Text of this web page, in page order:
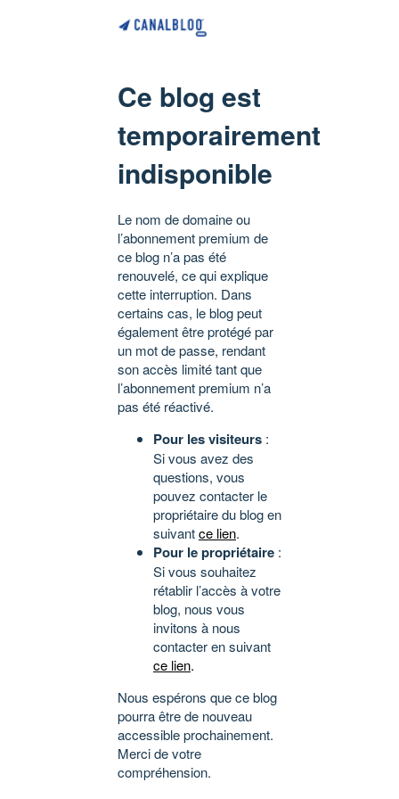
Ce blog est
temporairement
indisponible
Le nom de domaine ou
l’abonnement premium de
ce blog n’a pas été
renouvelé, ce qui explique
cette interruption. Dans
certains cas, le blog peut
également être protégé par
un mot de passe, rendant
son accès limité tant que
l’abonnement premium n’a
pas été réactivé.
Pour les visiteurs :
Si vous avez des
questions, vous
pouvez contacter le
propriétaire du blog en
suivantce lien.
Pour le propriétaire :
Si vous souhaitez
rétablir l’accès à votre
blog, nous vous
invitons à nous
contacter en suivant
ce lien.
Nous espérons que ce blog
pourra être de nouveau
accessible prochainement.
Merci de votre
compréhension.